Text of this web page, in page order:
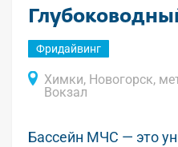
Фридайвинг
Химки, Новогорск,
Вокзал
Бассейн МЧС — это